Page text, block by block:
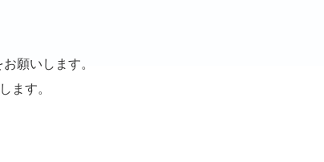
お願いします。
ます。